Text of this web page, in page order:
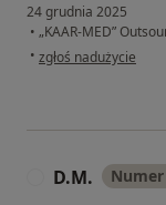
24 grudnia 2025
• „KAAR-MED”
• w opinii użytkownika
zgłoś nadużycie
D.M.